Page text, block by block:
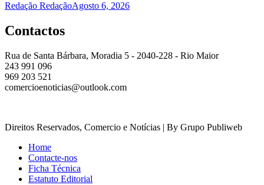
Redação RedaçãoAgosto 6, 2026
Contactos
Rua de Santa Bárbara, Moradia 5 - 2040-228 - Rio Maior
243 991 096
969 203 521
comercioenoticias@outlook.com
Direitos Reservados, Comercio e Notícias | By Grupo Publiweb
Home
Contacte-nos
Ficha Técnica
Estatuto Editorial